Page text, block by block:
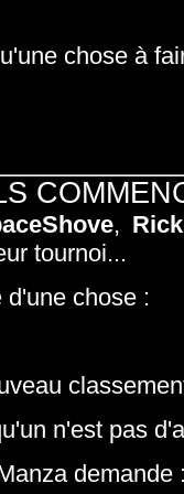
chose à
,
tournoi...
d'une chose :
n'est pas
demande